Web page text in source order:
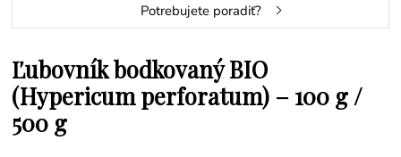
Potrebujete poradiť?
Ľubovník bodkovaný BIO
(Hypericum perforatum) – 100 g /
500 g